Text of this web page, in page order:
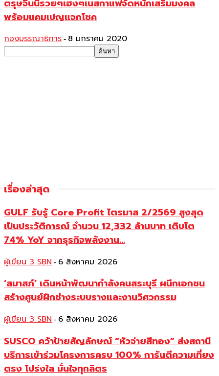
ตรุษจีนนี้รวยๆเฮงๆเนสกาแฟจัดหนักเสริมมงคล
พร้อมแคมเปญแจกโชค
กองบรรณาธิการ - 8 มกราคม 2020
เรื่องล่าสุด
GULF รับรู้ Core Profit ไตรมาส 2/2569 สูงสุด
เป็นประวัติการณ์ จำนวน 12,332 ล้านบาท เติบโต
74% YoY จากธุรกิจพลังงาน...
ผู้เขียน 3 SBN - 6 สิงหาคม 2026
‘สมาสภ์’ เดินหน้าพัฒนากำลังคนสระบุรี ผนึกเอกชน
สร้างศูนย์ฝึกช่างระบบรางและงานวิศวกรรม
ผู้เขียน 3 SBN - 6 สิงหาคม 2026
SUSCO คว้าป้ายสัญลักษณ์ “หัวจ่ายสีทอง” ส่งสถานี
บริการเข้าร่วมโครงการครบ 100% การันตีความเที่ยง
ตรง โปร่งใส มั่นใจทุกลิตร